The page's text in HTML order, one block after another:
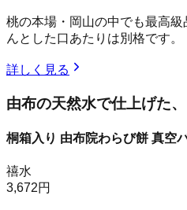
桃の本場・岡山の中でも最高
んとした口あたりは別格です。
詳しく見る
由布の天然水で仕上げた
桐箱入り 由布院わらび餅 真空
禧水
3,672円